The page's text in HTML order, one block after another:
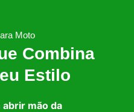
Moto
Combina
Estilo
mão da